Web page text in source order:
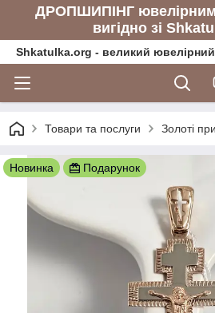
ДРОПШИПІНГ
вигідно зі
Shkatulka.org - великий
Товари та послуги Золоті
Новинка Подарунок